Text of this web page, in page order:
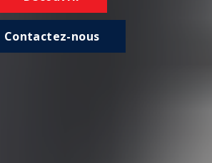
Contactez-nous